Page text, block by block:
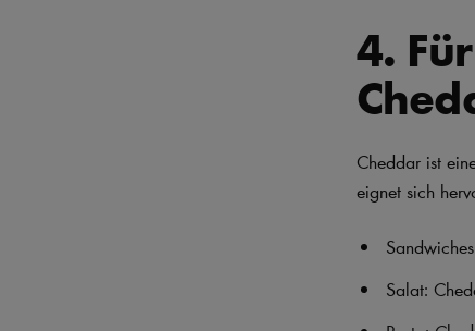
4.
Cheddar ist
eignet sich
Salat: